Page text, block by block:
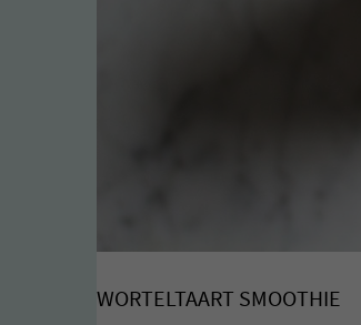
WORTELTAART SMOOTHIE